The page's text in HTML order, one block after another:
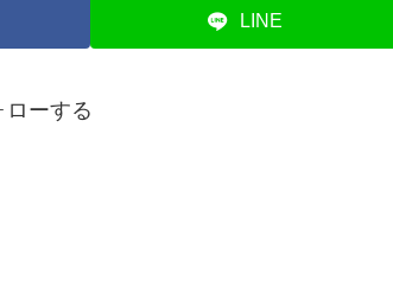
LINE
ローする